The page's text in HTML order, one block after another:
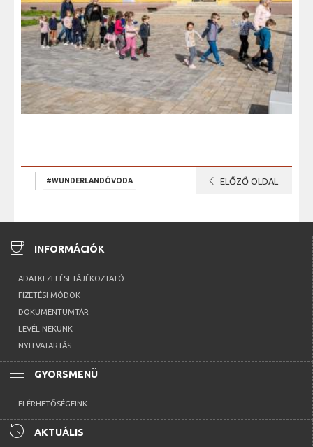
#WUNDERLANDÓVODA chevron_left ELŐZŐ OLDAL
coffee INFORMÁCIÓK
ADATKEZELÉSI TÁJÉKOZTATÓ
FIZETÉSI MÓDOK
DOKUMENTUMTÁR
LEVÉL NEKÜNK
NYITVATARTÁS
menu GYORSMENÜ
ELÉRHETŐSÉGEINK
history AKTUÁLIS